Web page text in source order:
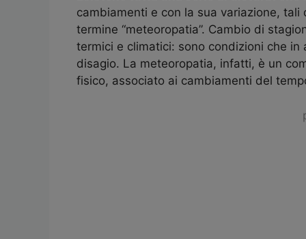
cambiamenti e con la sua variazione,
termine “meteoropatia”. Cambio di
termici e climatici: sono condizioni che
disagio. La meteoropatia, infatti, è un
fisico, associato ai cambiamenti del